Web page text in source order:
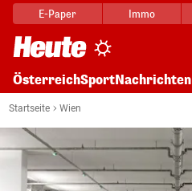
E-Paper Immo
ÖsterreichSportNachrichten
Startseite Wien